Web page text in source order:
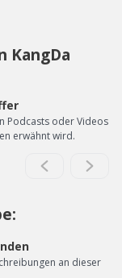
KangDa
Podcasts oder Videos
erwähnt wird.
an dieser